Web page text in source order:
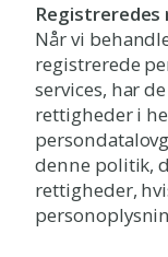
Når vi
registrerede
services, har
rettigheder i
denne politik,
rettigheder,